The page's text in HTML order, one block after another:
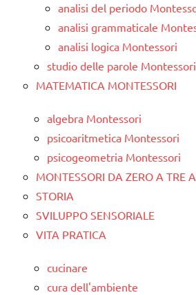
analisi del periodo
analisi grammaticale
analisi logica Montessori
studio delle parole Montessori
MATEMATICA MONTESSORI
algebra Montessori
psicoaritmetica Montessori
psicogeometria Montessori
MONTESSORI DA ZERO A TRE
STORIA
SVILUPPO SENSORIALE
VITA PRATICA
cucinare
cura dell'ambiente